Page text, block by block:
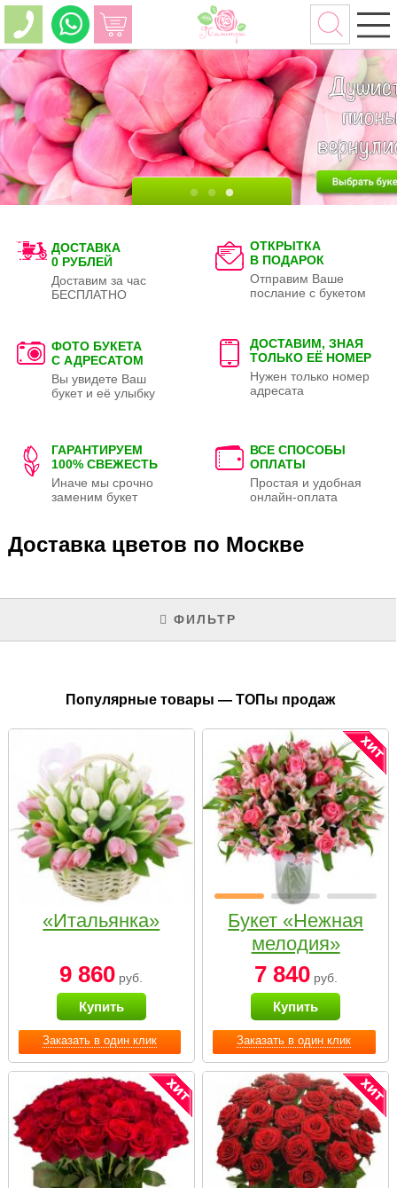
ДОСТАВКА
0 РУБЛЕЙ
Доставим за час
БЕСПЛАТНО
ОТКРЫТКА
В ПОДАРОК
Отправим Ваше
послание с букетом
ФОТО БУКЕТА
С АДРЕСАТОМ
Вы увидете Ваш
букет и её улыбку
ДОСТАВИМ, ЗНАЯ
ТОЛЬКО ЕЁ НОМЕР
Нужен только номер
адресата
ГАРАНТИРУЕМ
100% СВЕЖЕСТЬ
Иначе мы срочно
заменим букет
ВСЕ СПОСОБЫ
ОПЛАТЫ
Простая и удобная
онлайн-оплата
Доставка цветов по Москве
ФИЛЬТР
Популярные товары — ТОПы продаж
Заказать в один клик
«Итальянка»
9 860 руб.
Купить
Заказать в один клик
Букет «Нежная
мелодия»
7 840руб.
Купить